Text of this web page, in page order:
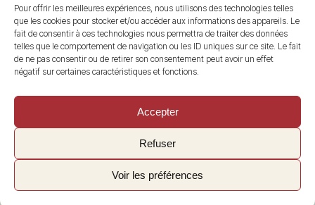
Pour offrir les meilleures expériences, nous utilisons des technologies telles
que les cookies pour stocker et/ou accéder aux informations des appareils. Le
fait de consentir à ces technologies nous permettra de traiter des données
telles que le comportement de navigation ou les ID uniques sur ce site. Le fait
de ne pas consentir ou de retirer son consentement peut avoir un effet
négatif sur certaines caractéristiques et fonctions.
Accepter
Refuser
Voir les préférences
@maisonandrouet
Copyright © 2026 Androuet
Site parMake the Grade